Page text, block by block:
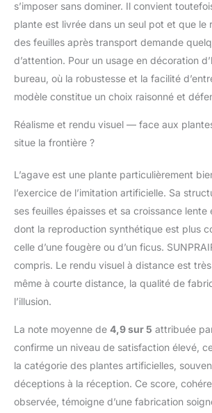
apporter une
décoration
qui combine
qualité et
plantes
artificielles
entretien et
crémaillère ;
prolongée de
pour votre
d'esprit
s’imposer sans dominer. Il convient
plante est livrée dans un seul pot et que le
des feuilles après transport demande
d’attention. Pour un usage en décoration
bureau, où la robustesse et la facilité
modèle constitue un choix raisonné et
Réalisme et rendu visuel — face aux
situe la frontière ?
L’agave est une plante particulièrement
l’exercice de l’imitation artificielle. Sa
ses feuilles épaisses et sa croissance lente
dont la reproduction synthétique est plus
celle d’une fougère ou d’un ficus.
compris. Le rendu visuel à distance est
même à courte distance, la qualité de
l’illusion.
La note moyenne de 4,9 sur 5 attribuée
confirme un niveau de satisfaction élevé,
la catégorie des plantes artificielles,
déceptions à la réception. Ce score,
observée, témoigne d’une fabrication